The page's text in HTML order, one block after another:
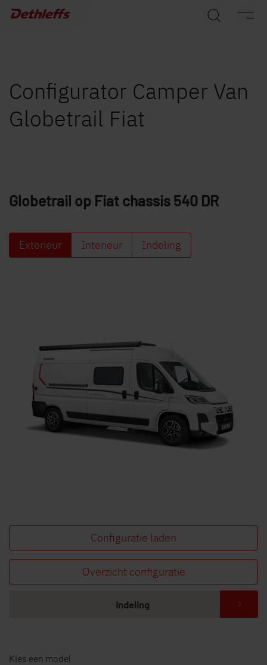
Campers
Camper Vans
Dethleffs
Vind uw dealer
Configurator Camper Van
Globetrail Fiat
Globetrail op Fiat chassis 540 DR
Exterieur Interieur Indeling
Configuratie laden
Overzicht configuratie
Indeling
Kies een model
Dethleffs dealer zoeken